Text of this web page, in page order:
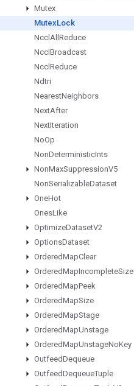
Mutex
MutexLock
Nccl All Reduce
Nccl Broadcast
Nccl Reduce
Ndtri
NearestNeighbors
NextAfter
NextIteration
NoOp
NonDeterministicInts
NonMaxSuppressionV5
NonSerializableDataset
OneHot
OnesLike
OptimizeDatasetV2
OptionsDataset
OrderedMapClear
OrderedMapIncompleteSize
OrderedMapPeek
OrderedMapSize
OrderedMapStage
OrderedMapUnstage
OrderedMapUnstageNoKey
OutfeedDequeue
OutfeedDequeueTuple